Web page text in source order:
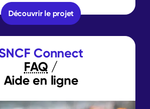
Découvrir le projet
Connect
FAQ /
Aide en ligne